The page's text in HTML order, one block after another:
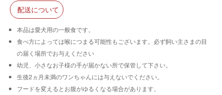
配送について
本品は愛犬用の一般食です。
食べ方によっては喉につまる可能性もございます。必ず飼い主さまの目
の届く場所でお与えください
幼児、小さなお子様の手が届かない所で保管して下さい。
生後2ヵ月未満のワンちゃんには与えないでください。
フードを変えるとお腹がゆるくなる場合があります。